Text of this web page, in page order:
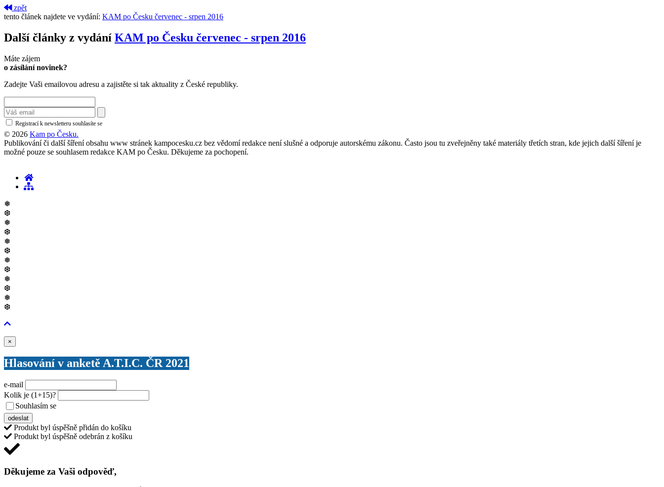
zpět
tento článek najdete ve vydání: KAM po Česku červenec - srpen 2016
Další články z vydání KAM po Česku červenec - srpen 2016
Máte zájem
o zásílání novinek?
Zadejte Vaši emailovou adresu a zajistěte si tak aktuality z České republiky.
Registrací k newsletteru souhlasíte se
© 2026 Kam po Česku.
Publikování či další šíření obsahu www stránek kampocesku.cz bez vědomí redakce není slušné a odporuje autorskému zákonu. Často jsou tu zveřejněny také materiály třetích stran, kde jejich další šíření je
možné pouze se souhlasem redakce KAM po Česku. Děkujeme za pochopení.
❅
❆
❅
❆
❅
❆
❅
❆
❅
❆
❅
❆
×
Hlasování v anketě A.T.I.C. ČR 2021
e-mail
Kolik je (1+15)?
Souhlasím se
odeslat
Produkt byl úspěšně přidán do košíku
Produkt byl úspěšně odebrán z košíku
Děkujeme za Vaši odpověď,